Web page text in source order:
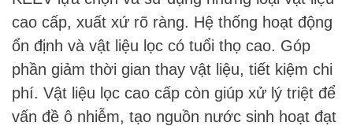
cao cấp, xuất xứ rõ ràng. Hệ thống hoạt động
ổn định và vật liệu lọc có tuổi thọ cao. Góp
phần giảm thời gian thay vật liệu, tiết kiệm chi
phí. Vật liệu lọc cao cấp còn giúp xử lý triệt để
vấn đề ô nhiễm, tạo nguồn nước sinh hoạt đạt